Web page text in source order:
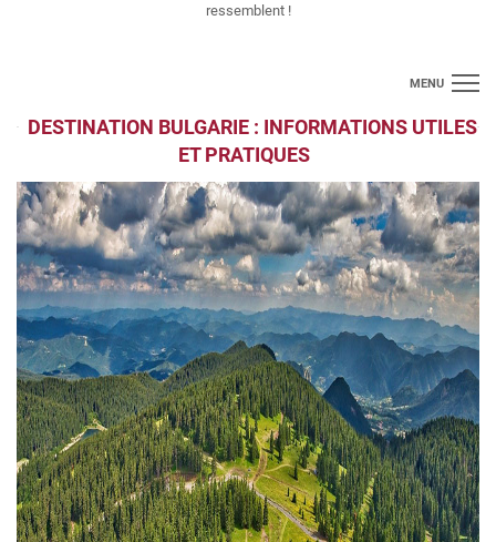
ressemblent !
MENU
Croisières
Longs séjours
Thématiques
Voyages regroupés
Contact
DESTINATION BULGARIE : INFORMATIONS UTILES
ET PRATIQUES